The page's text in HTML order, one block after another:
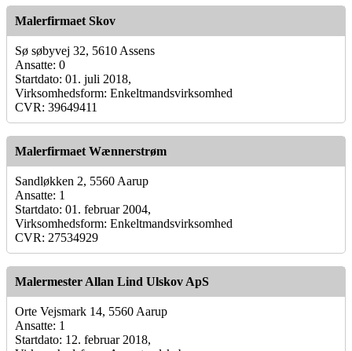
Malerfirmaet Skov
Sø søbyvej 32, 5610 Assens
Ansatte: 0
Startdato: 01. juli 2018,
Virksomhedsform: Enkeltmandsvirksomhed
CVR: 39649411
Malerfirmaet Wænnerstrøm
Sandløkken 2, 5560 Aarup
Ansatte: 1
Startdato: 01. februar 2004,
Virksomhedsform: Enkeltmandsvirksomhed
CVR: 27534929
Malermester Allan Lind Ulskov ApS
Orte Vejsmark 14, 5560 Aarup
Ansatte: 1
Startdato: 12. februar 2018,